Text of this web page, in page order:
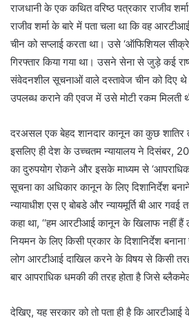
राजधानी के एक कथित वरिष्ठ पत्रकार राजीव
राजीव शर्मा के बारे में पता चला था कि वह
चीन को सप्लाई करता था। उसे ‘ऑफिशियल
गिरफ्तार किया गया था। उसने सेना से जुड़े कई
संवेदनशील सूचनाओं वाले दस्तावेज चीन को दिए
उपलब्ध कराने की एवज में उसे मोटी रकम मिलती
दरअसल एक बेहद शानदार कानून का कुछ शातिर
इसलिए ही देश के उच्चतम न्यायालय ने दिसंबर,
का दुरुपयोग रोकने और इसके माध्यम से
सूचना का अधिकार कानून के लिए दिशानिर्देश
न्यायाधीश एस ए बोबडे और न्यायमूर्ति बी आर गवई
कहा था, ‘‘हम आरटीआई कानून के खिलाफ नहीं
नियमन के लिए किसी प्रकार के दिशानिर्देश
लोग आरटीआई दाखिल करने के विषय से किसी
बार आपराधिक धमकी की तरह होता है जिसे
देखिए, यह सरकार को तो पता ही है कि